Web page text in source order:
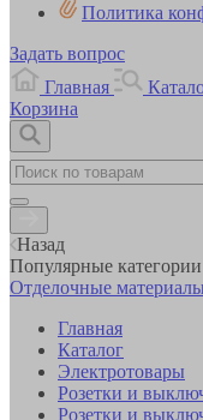
Политика
Задать вопрос
Главная
Корзина
Назад
Популярные категории
Отделочные материалы
Главная
Каталог
Электротовары
Розетки и
Розетки и